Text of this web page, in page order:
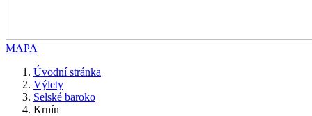
MAPA
Úvodní stránka
Výlety
Selské baroko
Krnín